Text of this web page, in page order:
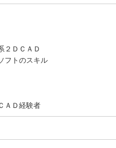
２ＤＣＡＤ
フトのスキル
ＡＤ経験者